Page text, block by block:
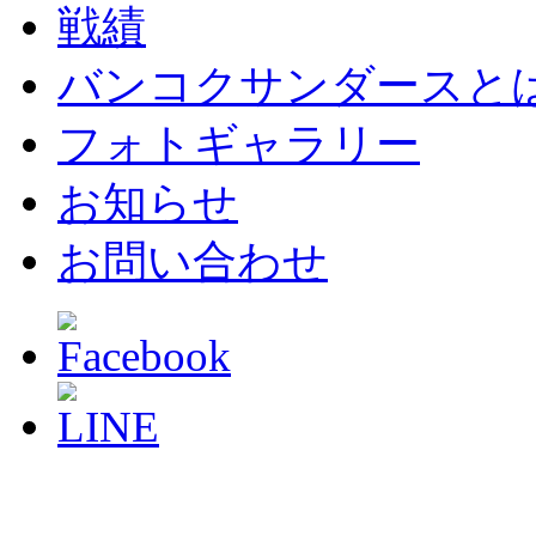
戦績
バンコクサンダースと
フォトギャラリー
お知らせ
お問い合わせ